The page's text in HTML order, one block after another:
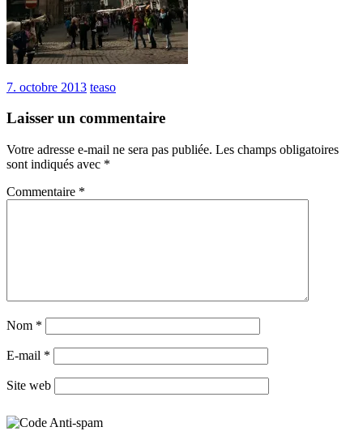
7. octobre 2013 teaso
Laisser un commentaire
Votre adresse e-mail ne sera pas publiée. Les champs obligatoires
sont indiqués avec *
Commentaire *
Nom *
E-mail *
Site web